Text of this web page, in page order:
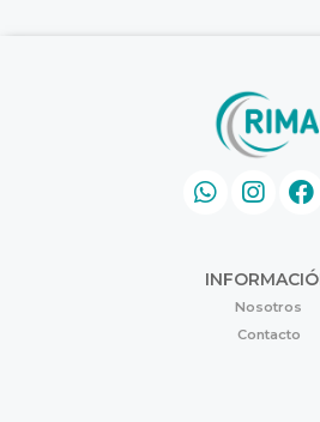
Nosotros
Contacto